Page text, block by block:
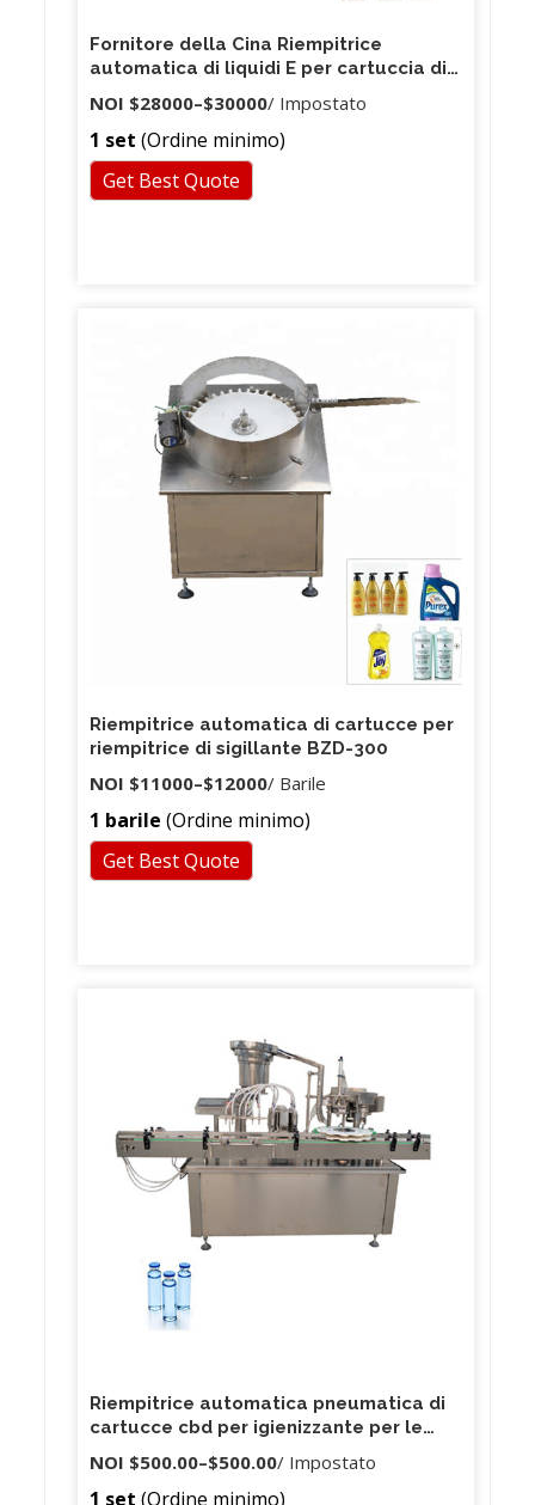
Fornitore della Cina Riempitrice
automatica di liquidi E per cartuccia di
vape
NOI $28000–$30000/ Impostato
1 set (Ordine minimo)
Get Best Quote
Riempitrice automatica di cartucce per
riempitrice di sigillante BZD-300
NOI $11000–$12000/ Barile
1 barile (Ordine minimo)
Get Best Quote
Riempitrice automatica pneumatica di
cartucce cbd per igienizzante per le
mani in pasta di crema liquida per
bottiglie di plastica e bottiglie di vetro
NOI $500.00–$500.00/ Impostato
1 set (Ordine minimo)